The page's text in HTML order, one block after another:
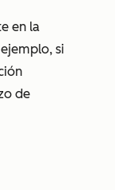
en la
si
de